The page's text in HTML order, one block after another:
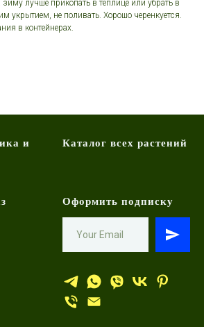
лучше прикопать в теплице или убрать в
укрытием, не поливать. Хорошо черенкуется.
в контейнерах.
и
Каталог всех растений
Оформить подписку